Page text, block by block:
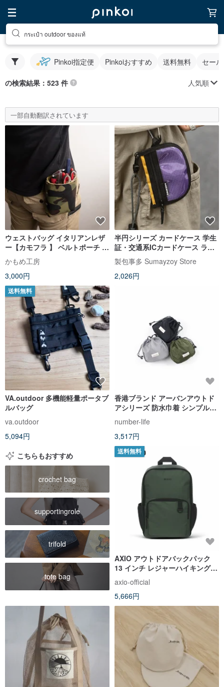
กระเป๋า outdoor ของแท้
Pinkoi指定便 Pinkoiおすすめ 送料無料 セー
の検索結果：523 件 人気順
一部自動翻訳されています
ウェストバッグ イタリアンレザ
ー【カモフラ 】 ベルトポーチ ア
ウトドア レジャー キャンプ 誕生
日 プレゼント ギフト メンズ 父
の日 DE01M
かもめ工房
3,000円
半円シリーズ カードケース 学生
証・交通系ICカードケース ライ
トアウトドア機能性コインケー
ス チーズイエロー
製包事多 Sumayzoy Store
2,026円
送料無料
VA.outdoor 多機能軽量ポータブ
ルバッグ
va.outdoor
5,094円
香港ブランド アーバンアウトド
アシリーズ 防水巾着 シンプルバ
ケツ斜めバッグ 3色
number-life
3,517円
こちらもおすすめ
crochet bag
supportingrole
trifold
tote bag
送料無料
AXIO アウトドアバックパック
13 インチ レジャーハイキングバ
ックパック (AOB-15) フォレス
トグリーン
axio-official
5,666円